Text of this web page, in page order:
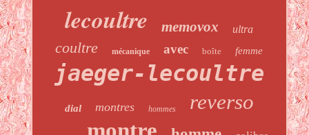
lecoultre memovox ultra
coultre mécanique avec boîte femme
jaeger-lecoultre
dial montres hommes reverso